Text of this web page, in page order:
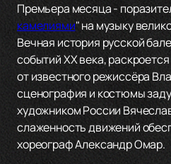
Премьера месяца -
камелиями" на музыку
Вечная история русской
событий ХХ века,
от известного режиссёра
сценография и костюмы
художником России
слаженность движений
хореограф Александр Омар.